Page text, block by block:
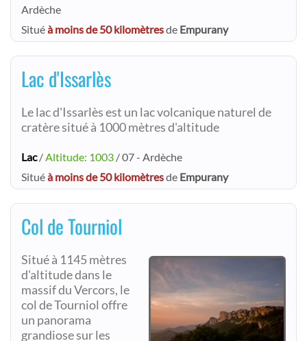
Ardèche
Situéà moins de 50 kilomètresde Empurany
Lac d'Issarlès
Le lac d'Issarlès est un lac volcanique naturel de
cratère situé à 1000 mètres d'altitude
Lac/Altitude: 1003 / 07 - Ardèche
Situéà moins de 50 kilomètresde Empurany
Col de Tourniol
Situé à 1145 mètres
d'altitude dans le
massif du Vercors, le
col de Tourniol offre
un panorama
grandiose sur les